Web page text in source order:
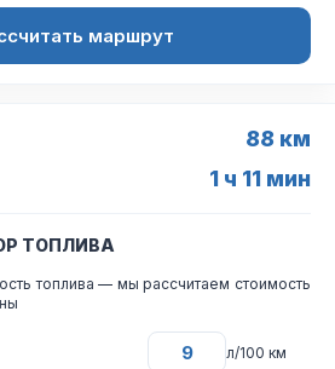
маршрут
88 км
1 ч 11 мин
ТОПЛИВА
топлива — мы рассчитаем стоимость
л/100 км